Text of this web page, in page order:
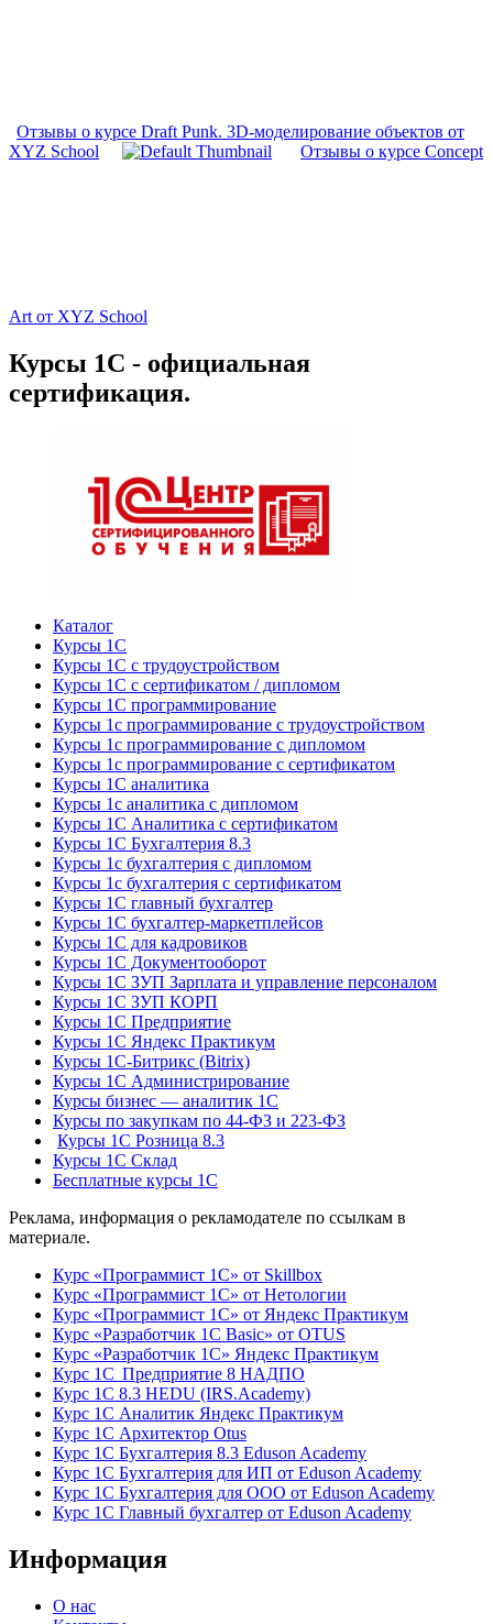
Отзывы о курсе Draft Punk. 3D-моделирование объектов от
XYZ School
Отзывы о курсе Concept
Art от XYZ School
Курсы 1С - официальная
сертификация.
Каталог
Курсы 1С
Курсы 1С с трудоустройством
Курсы 1С с сертификатом / дипломом
Курсы 1С программирование
Курсы 1с программирование с трудоустройством
Курсы 1с программирование с дипломом
Курсы 1с программирование с сертификатом
Курсы 1С аналитика
Курсы 1с аналитика с дипломом
Курсы 1С Аналитика с сертификатом
Курсы 1С Бухгалтерия 8.3
Курсы 1с бухгалтерия с дипломом
Курсы 1с бухгалтерия с сертификатом
Курсы 1С главный бухгалтер
Курсы 1С бухгалтер-маркетплейсов
Курсы 1С для кадровиков
Курсы 1С Документооборот
Курсы 1С ЗУП Зарплата и управление персоналом
Курсы 1С ЗУП КОРП
Курсы 1С Предприятие
Курсы 1С Яндекс Практикум
Курсы 1С-Битрикс (Bitrix)
Курсы 1С Администрирование
Курсы бизнес — аналитик 1С
Курсы по закупкам по 44‑ФЗ и 223‑ФЗ
Курсы 1С Розница 8.3
Курсы 1С Склад
Бесплатные курсы 1С
Реклама, информация о рекламодателе по ссылкам в
материале.
Курс «Программист 1С» от Skillbox
Курс «Программист 1С» от Нетологии
Курс «Программист 1С» от Яндекс Практикум
Курс «Разработчик 1С Basic» от OTUS
Курс «Разработчик 1С» Яндекс Практикум
Курс 1С Предприятие 8 НАДПО
Курс 1С 8.3 HEDU (IRS.Academy)
Курс 1С Аналитик Яндекс Практикум
Курс 1С Архитектор Otus
Курс 1С Бухгалтерия 8.3 Eduson Academy
Курс 1С Бухгалтерия для ИП от Eduson Academy
Курс 1С Бухгалтерия для ООО от Eduson Academy
Курс 1С Главный бухгалтер от Eduson Academy
Информация
О нас